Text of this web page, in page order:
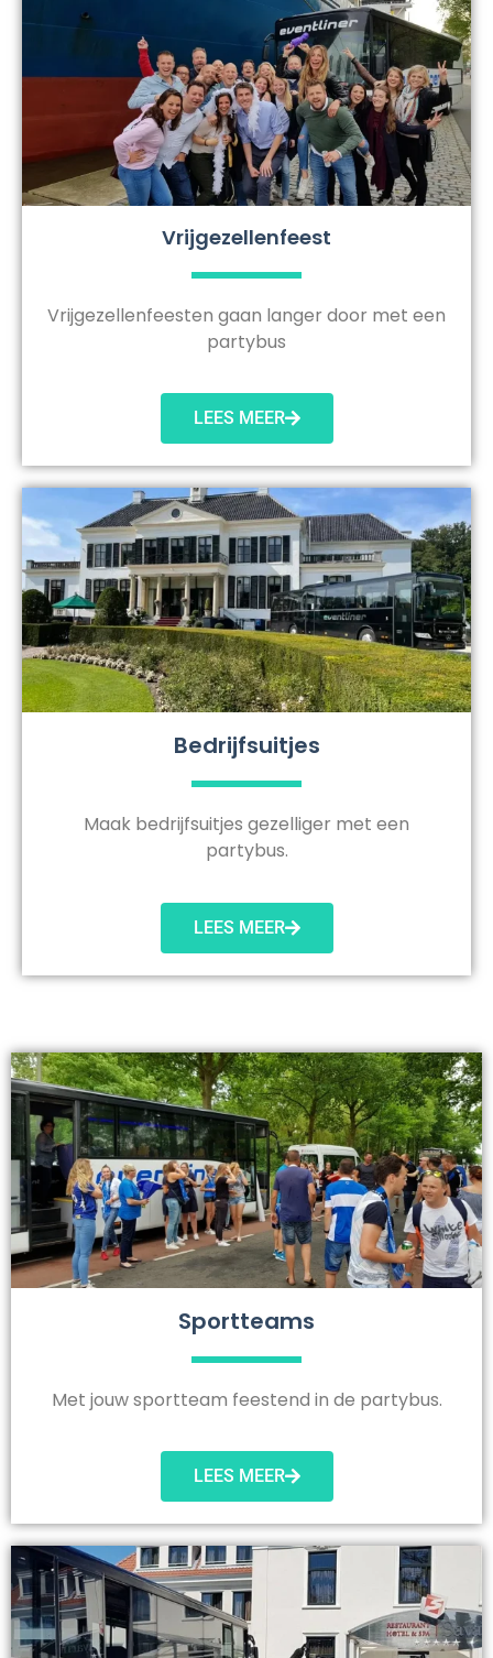
Vrijgezellenfeest
Vrijgezellenfeesten gaan langer door met een
partybus
LEES MEER
Bedrijfsuitjes
Maak bedrijfsuitjes gezelliger met een
partybus.
LEES MEER
Sportteams
Met jouw sportteam feestend in de partybus.
LEES MEER